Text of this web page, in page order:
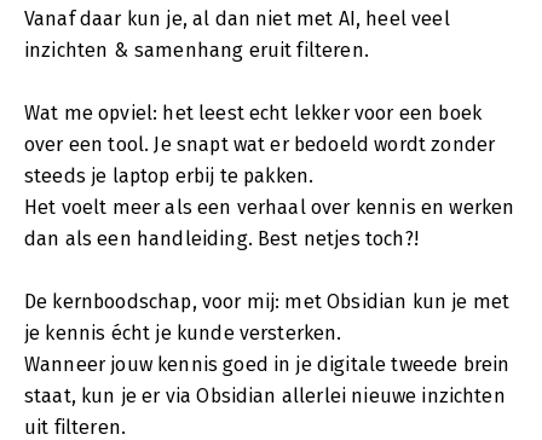
Vanaf daar kun je, al dan niet met AI, heel veel
inzichten & samenhang eruit filteren.
Wat me opviel: het leest echt lekker voor een boek
over een tool. Je snapt wat er bedoeld wordt zonder
steeds je laptop erbij te pakken.
Het voelt meer als een verhaal over kennis en werken
dan als een handleiding. Best netjes toch?!
De kernboodschap, voor mij: met Obsidian kun je met
je kennis écht je kunde versterken.
Wanneer jouw kennis goed in je digitale tweede brein
staat, kun je er via Obsidian allerlei nieuwe inzichten
uit filteren.